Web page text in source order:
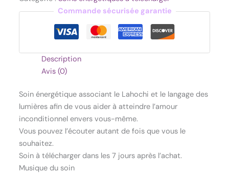
Commande sécurisée garantie
Description
Avis (0)
Soin énergétique associant le Lahochi et le langage des
lumières afin de vous aider à atteindre l’amour
inconditionnel envers vous-même.
Vous pouvez l’écouter autant de fois que vous le
souhaitez.
Soin à télécharger dans les 7 jours après l’achat.
Musique du soin